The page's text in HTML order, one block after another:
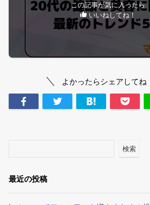
この記事が気に入ったら
いいねしてね！
よかったらシェアしてね
検索
最近の投稿